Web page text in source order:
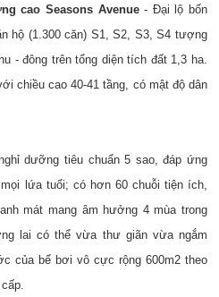
cao Seasons Avenue- Đại lộ bốn
hộ (1.300 căn) S1, S2, S3, S4 tượng
- đông trên tổng diện tích đất 1,3 ha.
chiều cao 40-41 tầng, có mật độ dân
dưỡng tiêu chuẩn 5 sao, đáp ứng
lứa tuổi; có hơn 60 chuỗi tiện ích,
mát mang âm hưởng 4 mùa trong
lai có thể vừa thư giãn vừa ngắm
của bể bơi vô cực rộng 600m2 theo